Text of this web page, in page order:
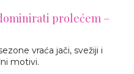
prolećem –
vraća jači, svežiji i
motivi.